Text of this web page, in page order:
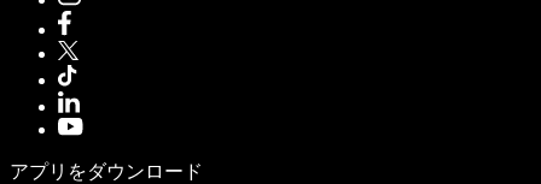
アプリをダウンロード